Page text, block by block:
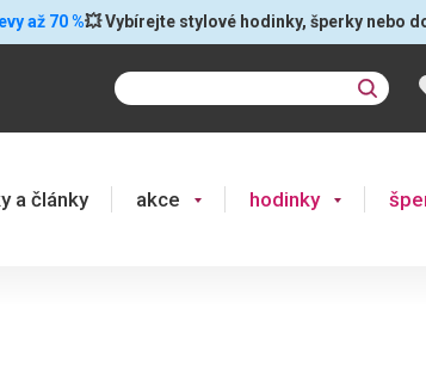
až 70 %💥 Vybírejte stylové hodinky, šperky nebo
a články akce hodinky